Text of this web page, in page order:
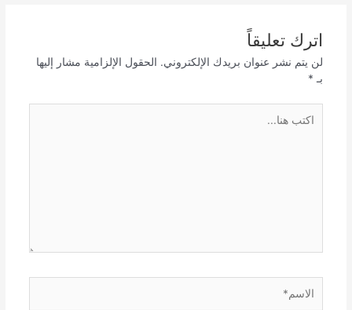
اترك تعليقاً
لن يتم نشر عنوان بريدك الإلكتروني. الحقول الإلزامية مشار إليها
بـ *
هنا...